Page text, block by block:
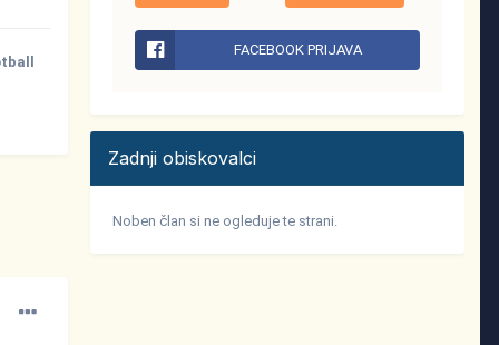
FACEBOOK PRIJAVA
Zadnji obiskovalci
Noben član si ne ogleduje te strani.